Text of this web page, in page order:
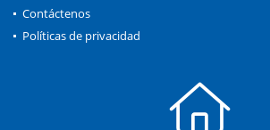
Contáctenos
Políticas de privacidad